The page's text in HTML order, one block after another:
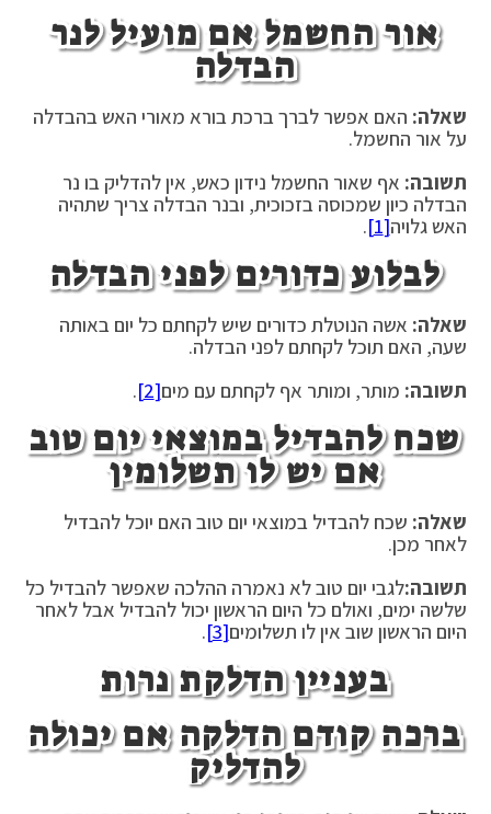
אור החשמל אם מועיל לנר
הבדלה
שאלה: האם אפשר לברך ברכת בורא מאורי האש בהבדלה
על אור החשמל.
תשובה: אף שאור החשמל נידון כאש, אין להדליק בו נר
הבדלה כיון שמכוסה בזכוכית, ובנר הבדלה צריך שתהיה
האש גלויה[1]
.
לבלוע כדורים לפני הבדלה
שאלה: אשה הנוטלת כדורים שיש לקחתם כל יום באותה
שעה, האם תוכל לקחתם לפני הבדלה.
תשובה: מותר, ומותר אף לקחתם עם מים[2]
.
שכח להבדיל במוצאי יום טוב
אם יש לו תשלומין
שאלה: שכח להבדיל במוצאי יום טוב האם יוכל להבדיל
לאחר מכן.
תשובה:לגבי יום טוב לא נאמרה ההלכה שאפשר להבדיל כל
שלשה ימים, ואולם כל היום הראשון יכול להבדיל אבל לאחר
היום הראשון שוב אין לו תשלומים[3]
.
בעניין הדלקת נרות
ברכה קודם הדלקה אם יכולה
להדליק